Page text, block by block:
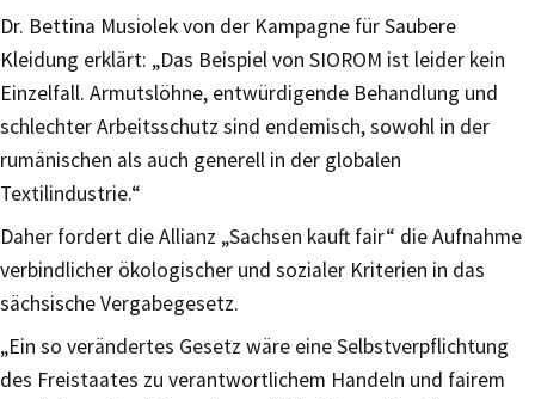
Dr. Bettina Musiolek von der Kampagne für Saubere
Kleidung erklärt: „Das Beispiel von SIOROM ist leider kein
Einzelfall. Armutslöhne, entwürdigende Behandlung und
schlechter Arbeitsschutz sind endemisch, sowohl in der
rumänischen als auch generell in der globalen
Textilindustrie.“
Daher fordert die Allianz „Sachsen kauft fair“ die Aufnahme
verbindlicher ökologischer und sozialer Kriterien in das
sächsische Vergabegesetz.
„Ein so verändertes Gesetz wäre eine Selbstverpflichtung
des Freistaates zu verantwortlichem Handeln und fairem